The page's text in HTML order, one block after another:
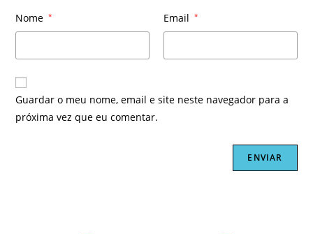
Nome * Email *
Guardar o meu nome, email e site neste navegador para a
próxima vez que eu comentar.